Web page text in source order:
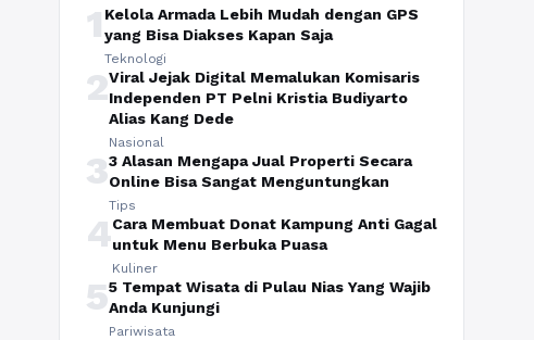
1 Kelola Armada Lebih Mudah dengan GPS
yang Bisa Diakses Kapan Saja
Teknologi
2Viral Jejak Digital Memalukan Komisaris
Independen PT Pelni Kristia Budiyarto
Alias Kang Dede
Nasional
33 Alasan Mengapa Jual Properti Secara
Online Bisa Sangat Menguntungkan
Tips
4Cara Membuat Donat Kampung Anti Gagal
untuk Menu Berbuka Puasa
Kuliner
55 Tempat Wisata di Pulau Nias Yang Wajib
Anda Kunjungi
Pariwisata